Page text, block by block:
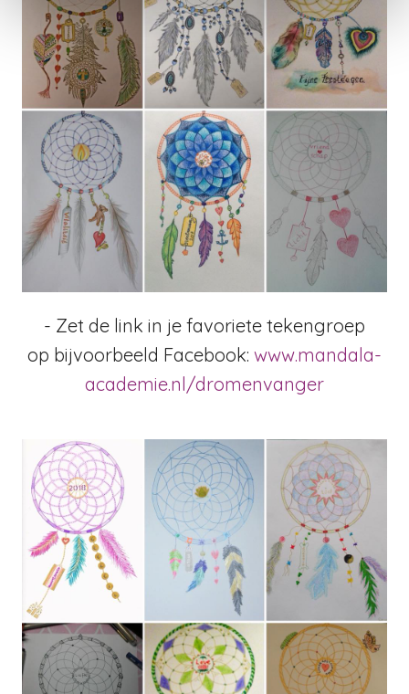
- Zet de link in je favoriete tekengroep
op bijvoorbeeld Facebook: www.mandala-
academie.nl/dromenvanger